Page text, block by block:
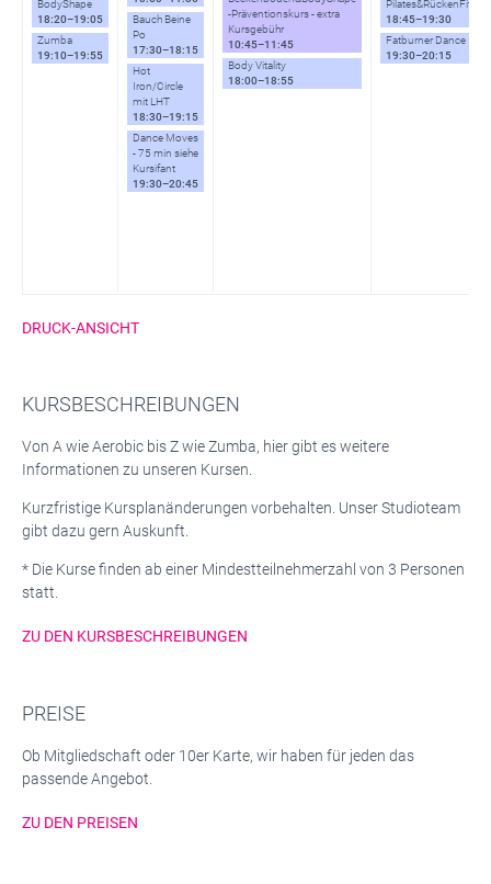
BodyShape
18:20–19:05
Zumba
19:10–19:55
Bauch Beine
Po
17:30–18:15
Hot
Iron/Circle
mit LHT
18:30–19:15
Dance Moves
- 75 min siehe
Kursifant
19:30–20:45
-Präventionskurs - extra
Kursgebühr
10:45–11:45
Body Vitality
18:00–18:55
Pilates&RückenFit
18:45–19:30
Fatburner Dance
19:30–20:15
DRUCK-ANSICHT
KURSBESCHREIBUNGEN
Von A wie Aerobic bis Z wie Zumba, hier gibt es weitere
Informationen zu unseren Kursen.
Kurzfristige Kursplanänderungen vorbehalten. Unser Studioteam
gibt dazu gern Auskunft.
* Die Kurse finden ab einer Mindestteilnehmerzahl von 3 Personen
statt.
ZU DEN KURSBESCHREIBUNGEN
PREISE
Ob Mitgliedschaft oder 10er Karte, wir haben für jeden das
passende Angebot.
ZU DEN PREISEN